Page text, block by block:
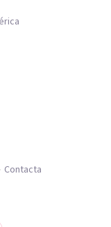
Contacta